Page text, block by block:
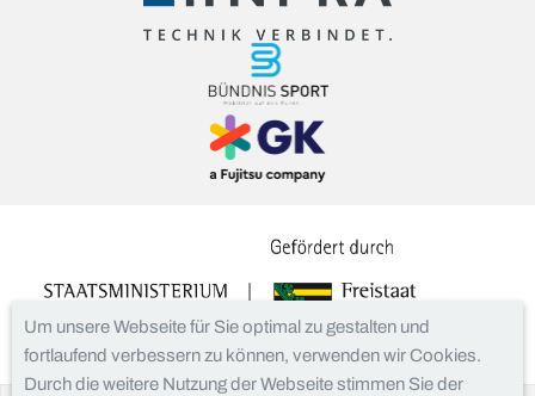
Um unsere Webseite für Sie optimal zu gestalten und
fortlaufend verbessern zu können, verwenden wir Cookies.
Durch die weitere Nutzung der Webseite stimmen Sie der